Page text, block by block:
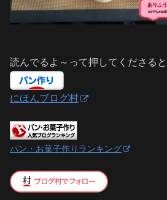
読んでるよ～って押してくださる
にほんブログ村
パン・お菓子作りランキング